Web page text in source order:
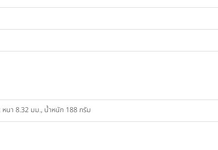
หนา 8.32 มม., น้ำหนัก 188 กรัม